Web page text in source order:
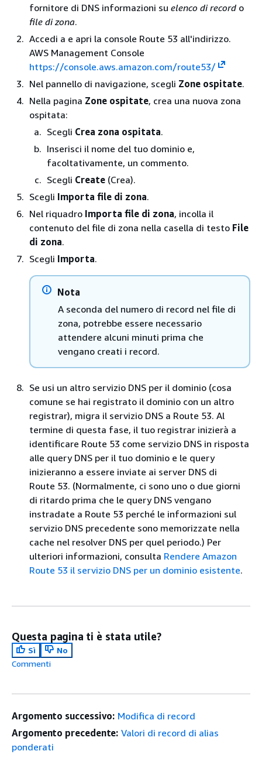
fornitore di DNS informazioni su elenco di record o
file di zona.
Accedi a e apri la console Route 53 all'indirizzo.
AWS Management Console
https://console.aws.amazon.com/route53/
Nel pannello di navigazione, scegli Zone ospitate.
Nella pagina Zone ospitate, crea una nuova zona
ospitata:
Scegli Crea zona ospitata.
Inserisci il nome del tuo dominio e,
facoltativamente, un commento.
Scegli Create (Crea).
Scegli Importa file di zona.
Nel riquadro Importa file di zona, incolla il
contenuto del file di zona nella casella di testo File
di zona.
Scegli Importa.
Nota
A seconda del numero di record nel file di
zona, potrebbe essere necessario
attendere alcuni minuti prima che
vengano creati i record.
Se usi un altro servizio DNS per il dominio (cosa
comune se hai registrato il dominio con un altro
registrar), migra il servizio DNS a Route 53. Al
termine di questa fase, il tuo registrar inizierà a
identificare Route 53 come servizio DNS in risposta
alle query DNS per il tuo dominio e le query
inizieranno a essere inviate ai server DNS di
Route 53. (Normalmente, ci sono uno o due giorni
di ritardo prima che le query DNS vengano
instradate a Route 53 perché le informazioni sul
servizio DNS precedente sono memorizzate nella
cache nel resolver DNS per quel periodo.) Per
ulteriori informazioni, consulta Rendere Amazon
Route 53 il servizio DNS per un dominio esistente.
Questa pagina ti è stata utile?
Sì
No
Commenti
Argomento successivo: Modifica di record
Argomento precedente: Valori di record di alias
ponderati